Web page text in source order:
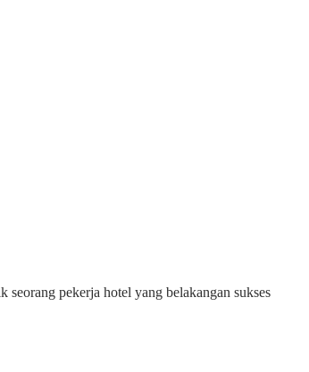
pekerja hotel yang belakangan sukses